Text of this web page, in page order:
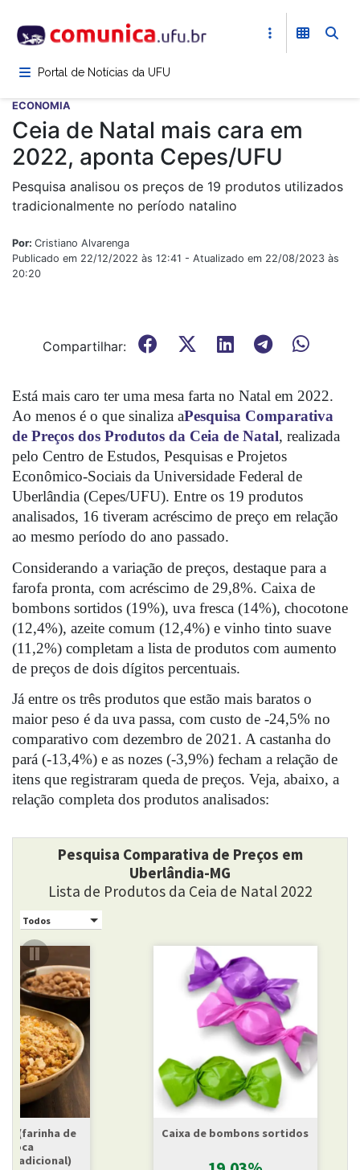
para
conteúdoPortal de Notícias da UFU
ECONOMIA
Ceia de Natal mais cara em
2022, aponta Cepes/UFU
Pesquisa analisou os preços de 19 produtos utilizados
tradicionalmente no período natalino
Por: Cristiano Alvarenga
Publicado em 22/12/2022 às 12:41 - Atualizado em 22/08/2023 às
20:20
Compartilhar:
Está mais caro ter uma mesa farta no Natal em 2022.
Ao menos é o que sinaliza aPesquisa Comparativa
de Preços dos Produtos da Ceia de Natal, realizada
pelo Centro de Estudos, Pesquisas e Projetos
Econômico-Sociais da Universidade Federal de
Uberlândia (Cepes/UFU). Entre os 19 produtos
analisados, 16 tiveram acréscimo de preço em relação
ao mesmo período do ano passado.
Considerando a variação de preços, destaque para a
farofa pronta, com acréscimo de 29,8%. Caixa de
bombons sortidos (19%), uva fresca (14%), chocotone
(12,4%), azeite comum (12,4%) e vinho tinto suave
(11,2%) completam a lista de produtos com aumento
de preços de dois dígitos percentuais.
Já entre os três produtos que estão mais baratos o
maior peso é da uva passa, com custo de -24,5% no
comparativo com dezembro de 2021. A castanha do
pará (-13,4%) e as nozes (-3,9%) fecham a relação de
itens que registraram queda de preços. Veja, abaixo, a
relação completa dos produtos analisados: